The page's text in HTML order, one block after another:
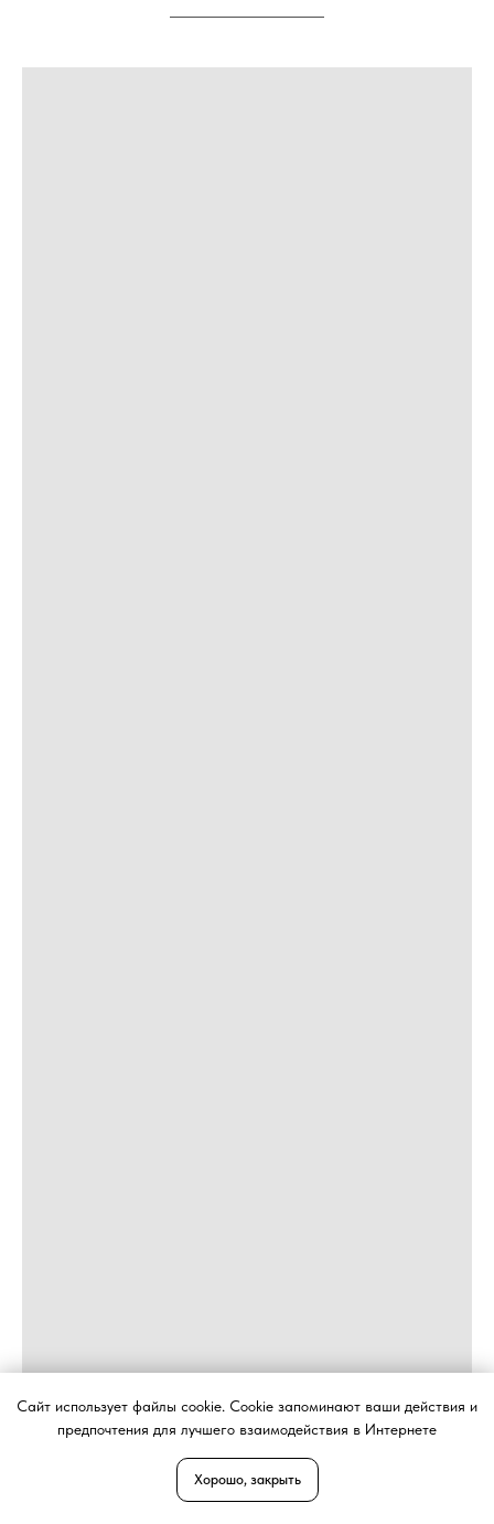
Сайт использует файлы cookie. Cookie запоминают ваши действия и
предпочтения для лучшего взаимодействия в Интернете
Хорошо, закрыть